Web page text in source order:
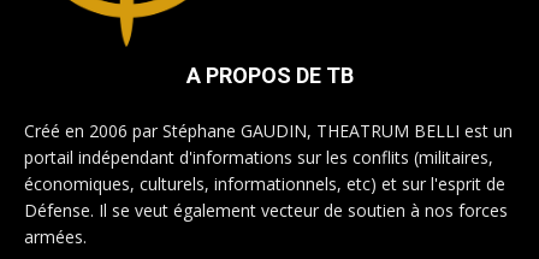
A PROPOS DE TB
Créé en 2006 par Stéphane GAUDIN, THEATRUM BELLI est un
portail indépendant d'informations sur les conflits (militaires,
économiques, culturels, informationnels, etc) et sur l'esprit de
Défense. Il se veut également vecteur de soutien à nos forces
armées.